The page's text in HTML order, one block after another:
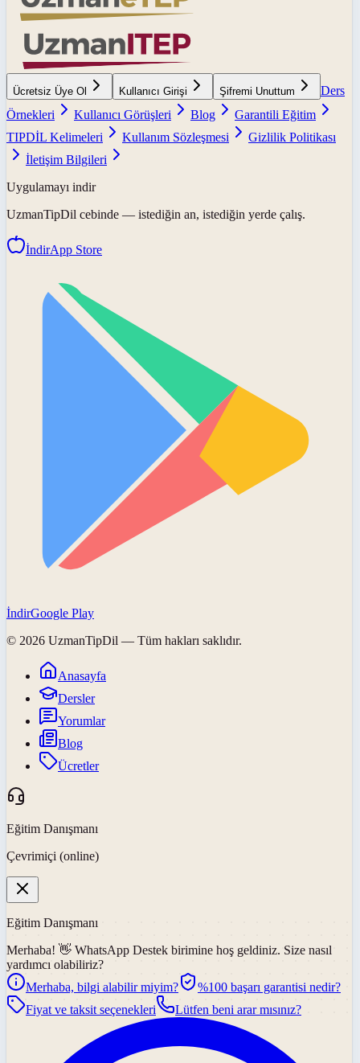
Ücretsiz Üye Ol Kullanıcı Girişi Şifremi Unuttum
Ders
Örnekleri
Kullanıcı Görüşleri Blog
Garantili Eğitim
TIPDİL Kelimeleri
Kullanım Sözleşmesi
Gizlilik Politikası
İletişim Bilgileri
Uygulamayı indir
UzmanTipDil cebinde — istediğin an, istediğin yerde çalış.
İndirApp Store
İndirGoogle Play
© 2026 UzmanTipDil — Tüm hakları saklıdır.
Anasayfa
Dersler
Yorumlar
Blog
Ücretler
Eğitim Danışmanı
Çevrimiçi (online)
Eğitim Danışmanı
Merhaba! 👋 WhatsApp Destek birimine hoş geldiniz. Size nasıl
yardımcı olabiliriz?
Merhaba, bilgi alabilir miyim?
%100 başarı garantisi nedir?
Fiyat ve taksit seçenekleri
Lütfen beni arar mısınız?